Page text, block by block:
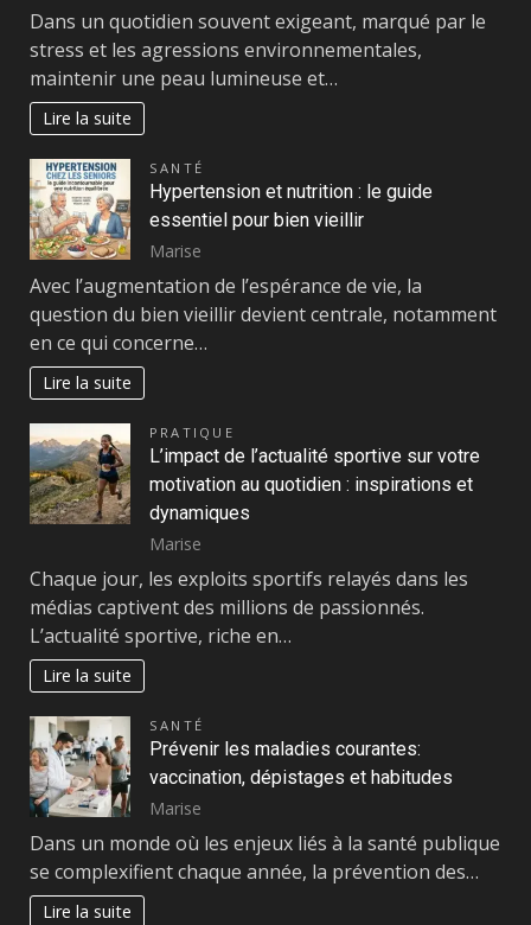
Dans un quotidien souvent exigeant, marqué par le
stress et les agressions environnementales,
maintenir une peau lumineuse et…
Lire la suite
SANTÉ
Hypertension et nutrition : le guide
essentiel pour bien vieillir
Marise
Avec l’augmentation de l’espérance de vie, la
question du bien vieillir devient centrale, notamment
en ce qui concerne…
Lire la suite
PRATIQUE
L’impact de l’actualité sportive sur votre
motivation au quotidien : inspirations et
dynamiques
Marise
Chaque jour, les exploits sportifs relayés dans les
médias captivent des millions de passionnés.
L’actualité sportive, riche en…
Lire la suite
SANTÉ
Prévenir les maladies courantes:
vaccination, dépistages et habitudes
Marise
Dans un monde où les enjeux liés à la santé publique
se complexifient chaque année, la prévention des…
Lire la suite